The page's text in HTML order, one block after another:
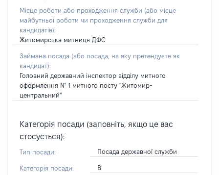
Місце роботи або проходження служби (або місце
майбутньої роботи чи проходження служби для
кандидатів):
Житомирська митниця ДФС
Займана посада (або посада, на яку претендуєте як
кандидат):
Головний державний інспектор відділу митного
оформлення № 1 митного посту "Житомир-
центральний"
Категорія посади (заповніть, якщо це вас
стосується):
Тип посади: Посада державної служби
Категорія посади: В